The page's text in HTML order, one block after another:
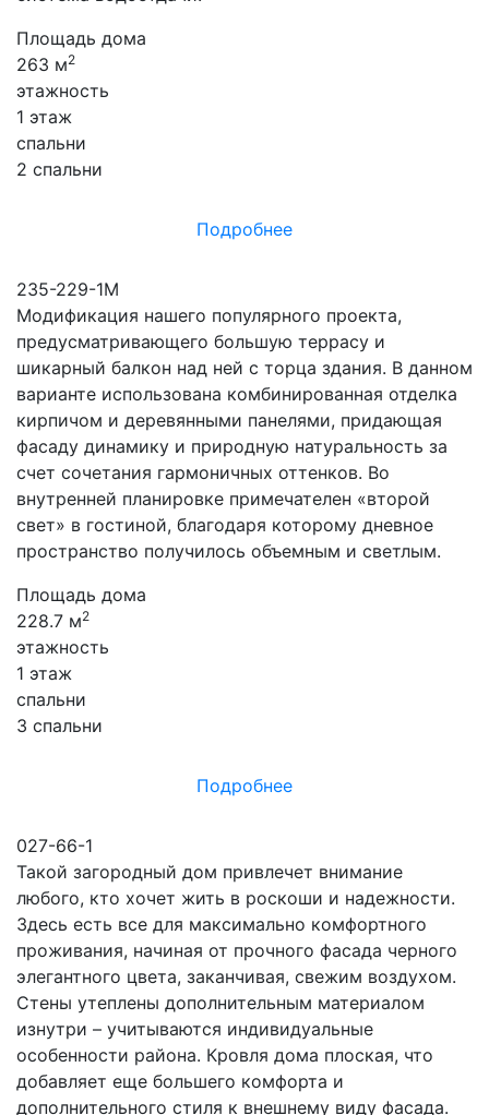
Площадь дома
263 м2
этажность
1 этаж
спальни
2 спальни
Подробнее
235-229-1М
Модификация нашего популярного проекта,
предусматривающего большую террасу и
шикарный балкон над ней с торца здания. В данном
варианте использована комбинированная отделка
кирпичом и деревянными панелями, придающая
фасаду динамику и природную натуральность за
счет сочетания гармоничных оттенков. Во
внутренней планировке примечателен «второй
свет» в гостиной, благодаря которому дневное
пространство получилось объемным и светлым.
Площадь дома
228.7 м2
этажность
1 этаж
спальни
3 спальни
Подробнее
027-66-1
Такой загородный дом привлечет внимание
любого, кто хочет жить в роскоши и надежности.
Здесь есть все для максимально комфортного
проживания, начиная от прочного фасада черного
элегантного цвета, заканчивая, свежим воздухом.
Стены утеплены дополнительным материалом
изнутри – учитываются индивидуальные
особенности района. Кровля дома плоская, что
добавляет еще большего комфорта и
дополнительного стиля к внешнему виду фасада.